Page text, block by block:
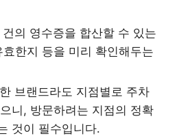
건의 영수증을 합산할 수 있는
한지 등을 미리 확인해두는
브랜드라도 지점별로 주차
니, 방문하려는 지점의 정확
것이 필수입니다.